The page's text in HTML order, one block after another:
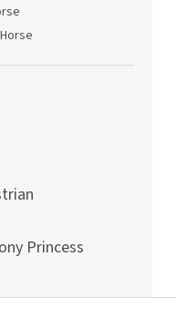
je 4 z 5 hvězdiček.
je 5 z 5 hvězdiček.
Princess
je 5 z 5 hvězdiček.